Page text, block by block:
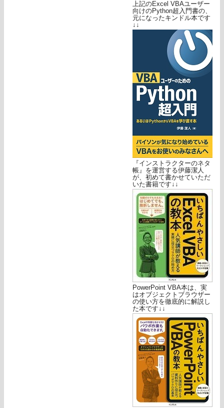
上記のExcel VBAユーザー
向けのPython超入門書の、
元になったキンドル本です
↓↓
『インストラクターのネタ
帳』を運営する伊藤潔人
が、初めて書かせていただ
いた書籍です↓↓
PowerPoint VBA本は、実
はオブジェクトブラウザー
の使い方を徹底的に解説し
た本です↓↓